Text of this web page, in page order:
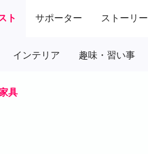
ト サポーター ストーリー
インテリア 趣味・習い事
具